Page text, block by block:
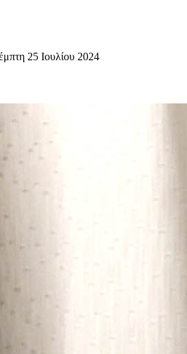
25 Ιουλίου 2024